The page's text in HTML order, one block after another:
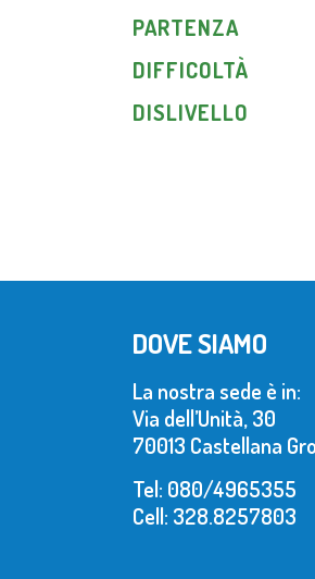
PARTENZA
DIFFICOLTÀ
DISLIVELLO
DOVE SIAMO
La nostra sede è in:
Via dell’Unità, 30
70013 Castellana
Tel: 080/4965355
Cell: 328.8257803